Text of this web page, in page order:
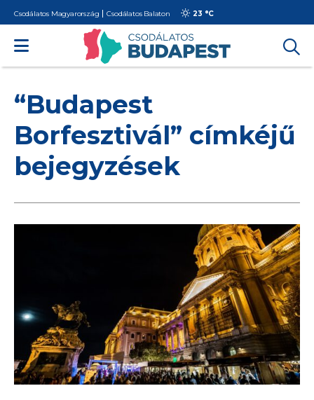
Csodálatos Magyarország Csodálatos Balaton 23 °C
“Budapest
Borfesztivál” címkéjű
bejegyzések